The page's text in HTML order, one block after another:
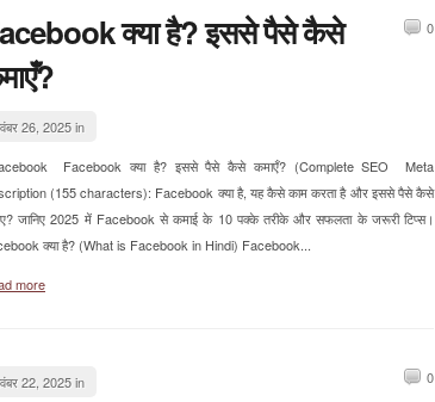
क्या है? इससे पैसे कैसे
0
26, 2025 in
Facebook क्या है? इससे पैसे कैसे कमाएँ? (Complete SEO Meta
(155 characters): Facebook क्या है, यह कैसे काम करता है और इससे पैसे कैसे
जानिए 2025 में Facebook से कमाई के 10 पक्के तरीके और सफलता के जरूरी टिप्स।
क्या है? (What is Facebook in Hindi) Facebook...
more
0
22, 2025 in